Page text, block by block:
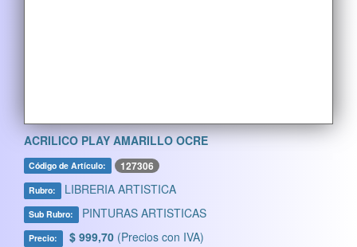
ACRILICO PLAY AMARILLO OCRE
Código de Artículo: 127306
Rubro: LIBRERIA ARTISTICA
Sub Rubro: PINTURAS ARTISTICAS
Precio: $ 999,70 (Precios con IVA)